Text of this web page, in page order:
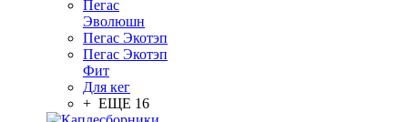
Пегас
Эволюшн
Пегас Экотэп
Пегас Экотэп
Фит
Для кег
+ ЕЩЕ 16